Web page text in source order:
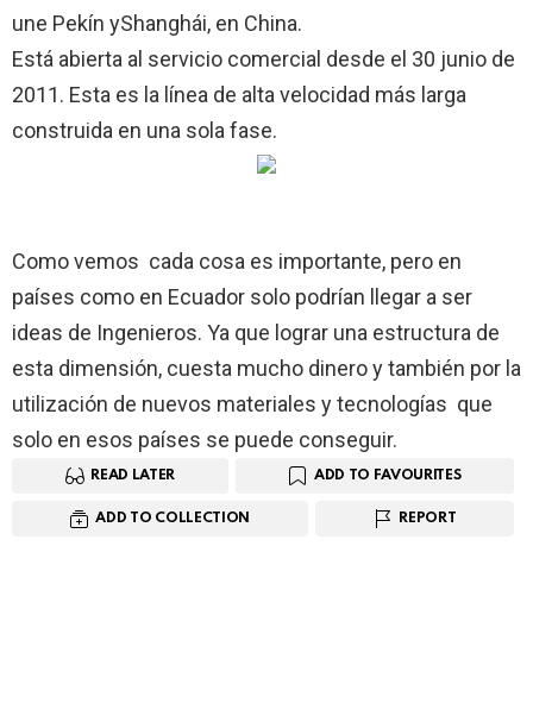
une Pekín yShanghái, en China.
Está abierta al servicio comercial desde el 30 junio de
2011. Esta es la línea de alta velocidad más larga
construida en una sola fase.
Como vemos cada cosa es importante, pero en
países como en Ecuador solo podrían llegar a ser
ideas de Ingenieros. Ya que lograr una estructura de
esta dimensión, cuesta mucho dinero y también por la
utilización de nuevos materiales y tecnologías que
solo en esos países se puede conseguir.
READ LATER ADD TO FAVOURITES
ADD TO COLLECTION REPORT